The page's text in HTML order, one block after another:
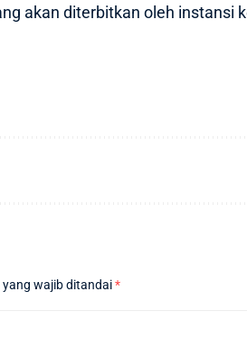
akan diterbitkan oleh instansi
yang wajib ditandai*